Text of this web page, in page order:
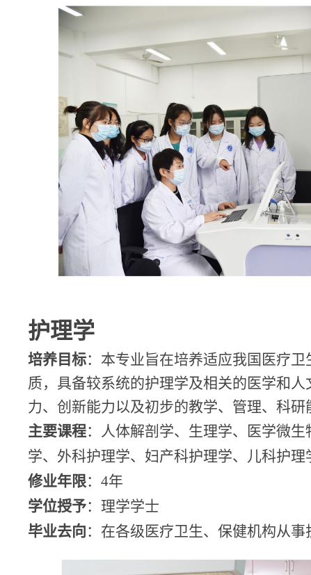
护理学
培养目标：本专业旨在培养适应我国医疗
质，具备较系统的护理学及相关的医学和
力、创新能力以及初步的教学、管理、科
主要课程：人体解剖学、生理学、医学微
学、外科护理学、妇产科护理学、儿科护
修业年限：4年
学位授予：理学学士
毕业去向：在各级医疗卫生、保健机构从